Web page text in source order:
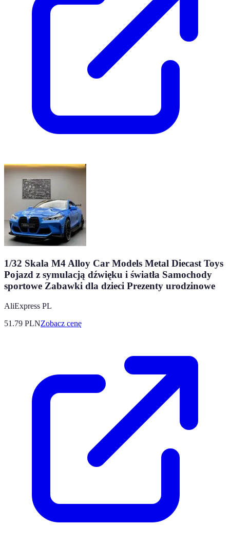
1/32 Skala M4 Alloy Car Models Metal Diecast Toys
Pojazd z symulacją dźwięku i światła Samochody
sportowe Zabawki dla dzieci Prezenty urodzinowe
AliExpress PL
51.79 PLNZobacz cenę